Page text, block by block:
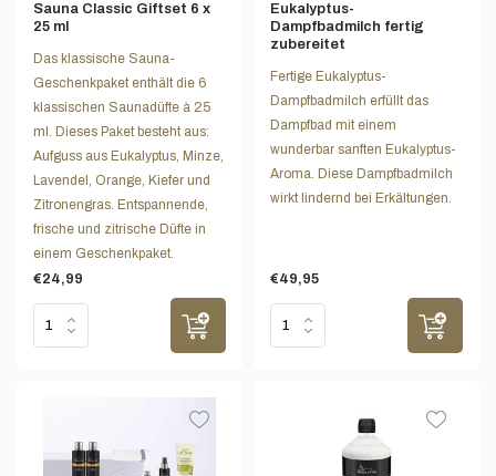
Sauna Classic Giftset 6 x
25 ml
Das klassische Sauna-
Geschenkpaket enthält die 6
klassischen Saunadüfte à 25
ml. Dieses Paket besteht aus:
Aufguss aus Eukalyptus, Minze,
Lavendel, Orange, Kiefer und
Zitronengras. Entspannende,
frische und zitrische Düfte in
einem Geschenkpaket.
€24,99
Eukalyptus-
Dampfbadmilch fertig
zubereitet
Fertige Eukalyptus-
Dampfbadmilch erfüllt das
Dampfbad mit einem
wunderbar sanften Eukalyptus-
Aroma. Diese Dampfbadmilch
wirkt lindernd bei Erkältungen.
€49,95